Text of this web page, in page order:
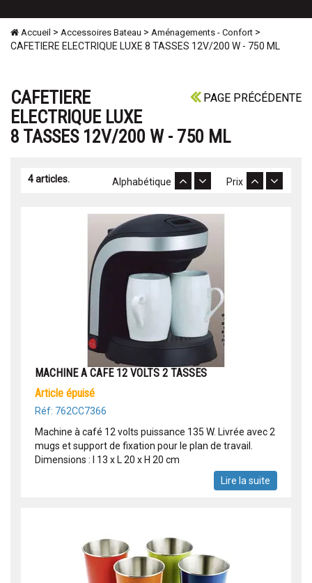
Accueil > Accessoires Bateau > Aménagements - Confort >
CAFETIERE ELECTRIQUE LUXE 8 TASSES 12V/200 W - 750 ML
PAGE PRÉCÉDENTE
CAFETIERE
ELECTRIQUE LUXE
8 TASSES 12V/200 W - 750 ML
4 articles. Prix
Alphabétique
MACHINE A CAFE 12 VOLTS 2 TASSES
article épuisé
Réf: 762CC7366
Machine à café 12 volts puissance 135 W. Livrée avec 2
mugs et support de fixation pour le plan de travail.
Dimensions : l 13 x L 20 x H 20 cm
Lire la suite